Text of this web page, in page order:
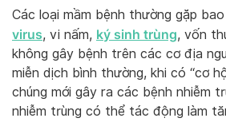
Các loại mầm bệnh thường gặp
virus, vi nấm, ký sinh trùng, vốn
không gây bệnh trên các cơ địa
miễn dịch bình thường, khi có “cơ
chúng mới gây ra các bệnh nhiễm
nhiễm trùng có thể tác động làm